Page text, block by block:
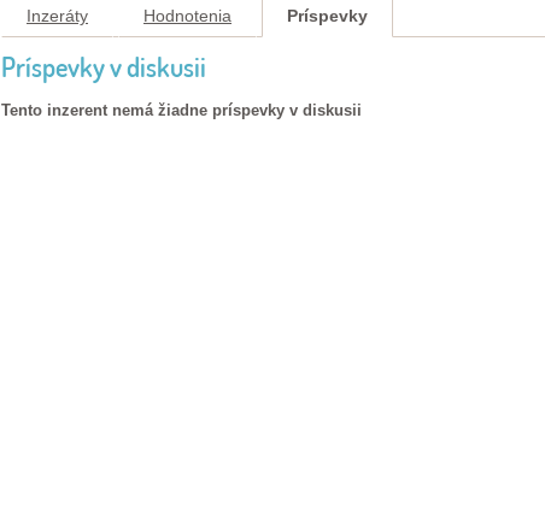
Inzeráty Hodnotenia Príspevky
Príspevky v diskusii
Tento inzerent nemá žiadne príspevky v diskusii